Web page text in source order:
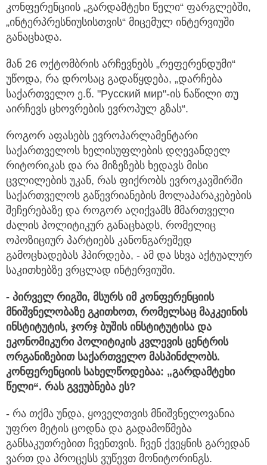
კონფერენციის „გარდამტეხი წელი“ ფარგლებში,
„ინტერპრესნიუსისთვის“ მიცემულ ინტერვიუში
განაცხადა.
მან 26 ოქტომბრის არჩევნებს „რეფერენდუმი“
უწოდა, რა დროსაც გადაწყდება, „დარჩება
საქართველო ე.წ. "Русский мир"-ის ნაწილი თუ
აირჩევს ცხოვრების ევროპულ გზას“.
როგორ აფასებს ევროპარლამენტარი
საქართველოს ხელისუფლების დღევანდელ
რიტორიკას და რა მიზეზებს ხედავს მისი
ცვლილების უკან, რას ფიქრობს ევროკავშირში
საქართველოს გაწევრიანების მოლაპარაკებების
შეჩერებაზე და როგორ აღიქვამს მმართველი
ძალის პოლიტიკურ განაცხადს, რომელიც
ოპოზიციურ პარტიებს კანონგარეშედ
გამოცხადებას ჰპირდება, - ამ და სხვა აქტუალურ
საკითხებზე ვრცლად ინტერვიუში.
- პირველ რიგში, მსურს იმ კონფერენციის
მნიშვნელობაზე გკითხოთ, რომელსაც მაკკეინის
ინსტიტუტის, ჯორჯ ბუშის ინსტიტუტისა და
ეკონომიკური პოლიტიკის კვლევის ცენტრის
ორგანიზებით საქართველო მასპინძლობს.
კონფერენციის სახელწოდებაა: „გარდამტეხი
წელი“. რას გვეუბნება ეს?
- რა თქმა უნდა, ყოველთვის მნიშვნელოვანია
უფრო მეტის ცოდნა და გადამოწმება
განსაკუთრებით ჩვენთვის. ჩვენ ქვეყნის გარედან
ვართ და პროცესს ვუწევთ მონიტორინგს.